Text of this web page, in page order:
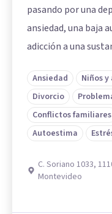
pasando por una
ansiedad, una baja
adicción a una
Ansiedad Niños
Divorcio
Conflictos familiares
Autoestima
C. Soriano 1033,
Montevideo